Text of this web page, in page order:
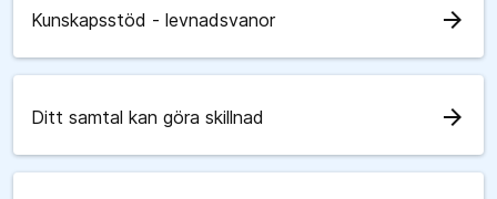
Kunskapsstöd - levnadsvanor arrow_forward
Ditt samtal kan göra skillnad arrow_forward